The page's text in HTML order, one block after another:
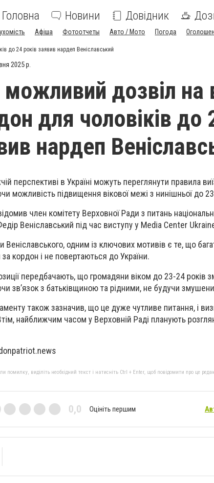
Головна Новини Довідник
Афіша Фотоотчеты Авто / Мото Погода
до 24 років заявив нардеп Веніславський
2025 р.
дозвіл на
для чоловіків до
нардеп
перспективі в Україні можуть переглянути правила
можливість підвищення вікової межі з нинішньої до
член комітету Верховної Ради з питань
Веніславський під час виступу у Media Center
Веніславського, одним із ключових мотивів є те, що
кордон і не повертаються до України.
передбачають, що громадяни віком до 23-24 років
зв’язок з батьківщиною та рідними, не будучи
також зазначив, що це дуже чутливе питання, і
найближчим часом у Верховній Раді планують
помилку, виділіть необхідний текст і натисніть Ctrl + Enter, щоб повідомити про це
0,0 Оцініть першим